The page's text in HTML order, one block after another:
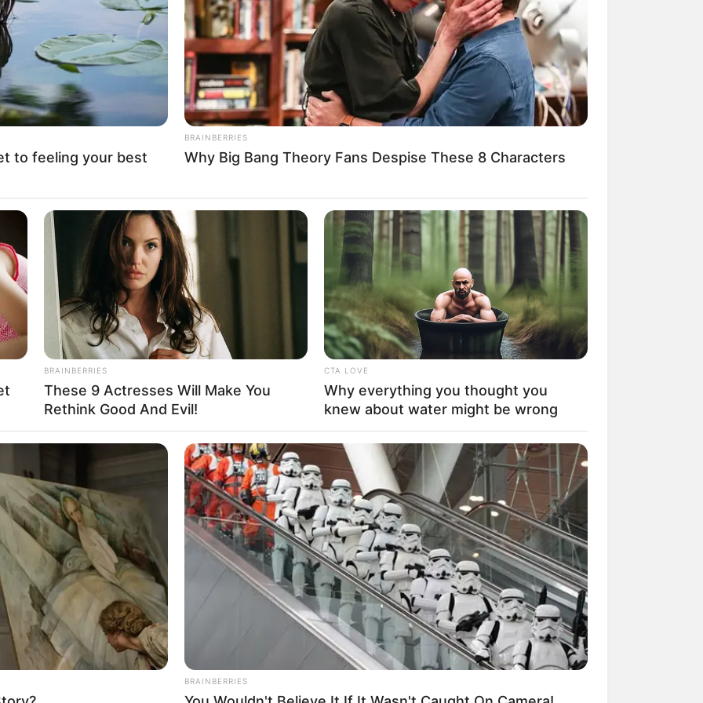
do concurso
para fazer
PET
que você está participando
o concurso
artesanato com material reciclado e mandar a foto pra gente. Após
vamos escolher as 5 melhores e fazer um post especial,
que fizeram esses melhores trabalhos. É super legal, chame os seus
trabalho feito com material reciclado. Para quem não sabe o
sugestões, nas fotos abaixo.
do concurso
to feeling your best
BRAINBERRIES
Why Big Bang Theory Fans Despise These 8 Characters
BRAINBERRIES
These 9 Actresses Will Make You
Rethink Good And Evil!
CTA LOVE
Why everything you thought you
knew about water might be wrong
BRAINBERRIES